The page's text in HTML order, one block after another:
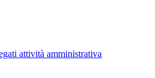
attività amministrativa